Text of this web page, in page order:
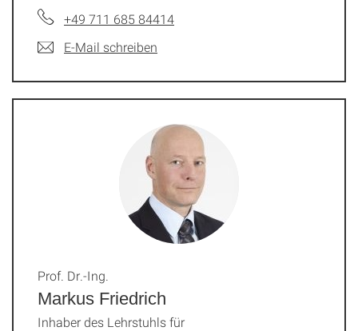
+49 711 685 84414
E-Mail schreiben
Markus Friedrich
Prof. Dr.-Ing.
Inhaber des Lehrstuhls für